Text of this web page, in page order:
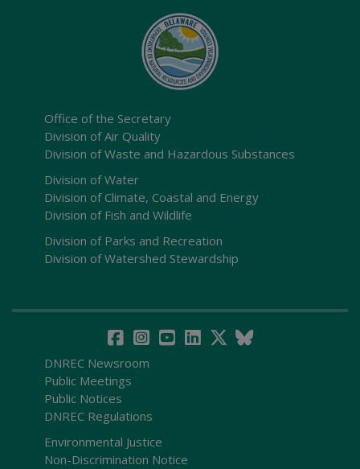
Office of the Secretary
Division of Air Quality
Division of Waste and Hazardous Substances
Division of Water
Division of Climate, Coastal and Energy
Division of Fish and Wildlife
Division of Parks and Recreation
Division of Watershed Stewardship
DNREC Newsroom
Public Meetings
Public Notices
DNREC Regulations
Environmental Justice
Non-Discrimination Notice